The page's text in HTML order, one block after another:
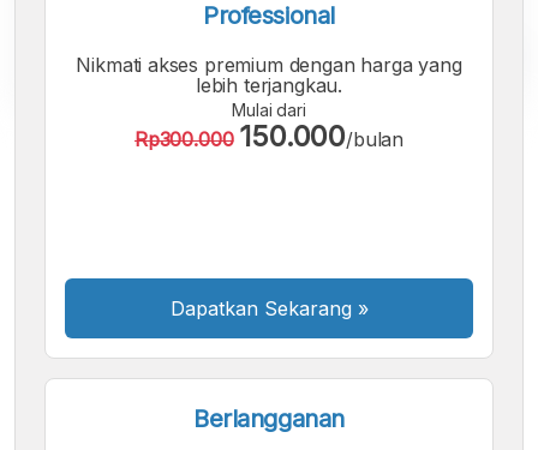
A A A
Professional
Nikmati akses premium dengan harga yang
lebih terjangkau.
Mulai dari
Rp300.000 150.000/bulan
Dapatkan Sekarang »
Berlangganan